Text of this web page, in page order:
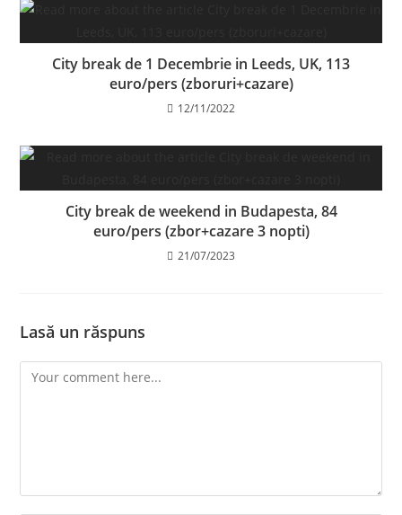
City break de 1 Decembrie in Leeds, UK, 113
euro/pers (zboruri+cazare)
12/11/2022
City break de weekend in Budapesta, 84
euro/pers (zbor+cazare 3 nopti)
21/07/2023
Lasă un răspuns
Comment